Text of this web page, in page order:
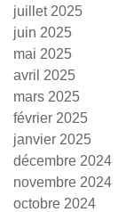
juillet 2025
juin 2025
mai 2025
avril 2025
mars 2025
février 2025
janvier 2025
décembre 2024
novembre 2024
octobre 2024